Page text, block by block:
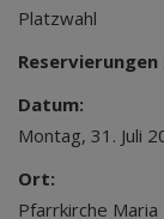
Platzwahl
Reservierungen
Datum:
Montag, 31. Juli
Ort:
Pfarrkirche